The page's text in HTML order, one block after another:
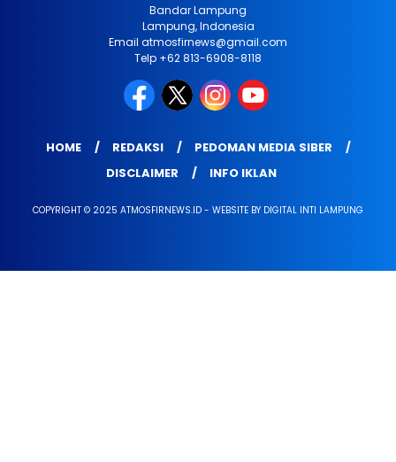
Bandar Lampung
Lampung, Indonesia
Email atmosfirnews@gmail.com
Telp +62 813-6908-8118
HOME REDAKSI
PEDOMAN MEDIA SIBER
DISCLAIMER
INFO IKLAN
COPYRIGHT © 2025 ATMOSFIRNEWS.ID - WEBSITE BY DIGITAL INTI LAMPUNG